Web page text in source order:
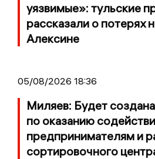
уязвимые»: тульские
рассказали о потерях
Алексине
05/08/2026 18:36
Миляев: Будет
по оказанию
предпринимателям и
сортировочного